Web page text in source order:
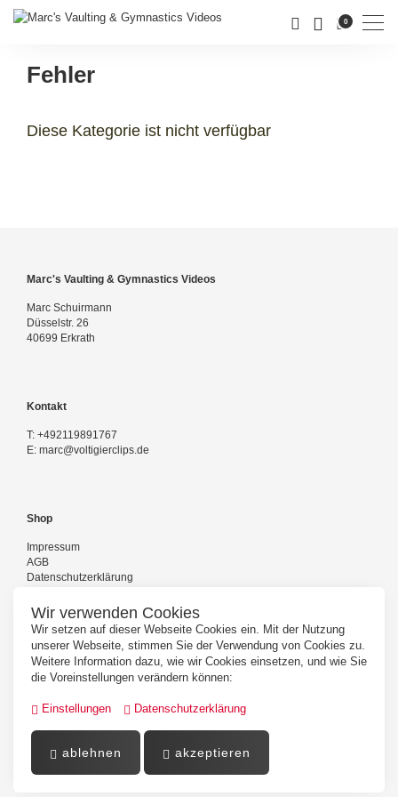
Wir verwenden Cookies
Wir setzen auf dieser Webseite Cookies ein. Mit der Nutzung
unserer Webseite, stimmen Sie der Verwendung von Cookies zu.
Weitere Information dazu, wie wir Cookies einsetzen, und wie Sie
die Voreinstellungen verändern können:
Einstellungen Datenschutzerklärung
ablehnen akzeptieren
0
Fehler
Diese Kategorie ist nicht verfügbar
Marc's Vaulting & Gymnastics Videos
Marc Schuirmann
Düsselstr. 26
40699 Erkrath
Kontakt
T: +492119891767
E: marc@voltigierclips.de
Shop
Impressum
AGB
Datenschutzerklärung
Kontakt
Folgen Sie uns